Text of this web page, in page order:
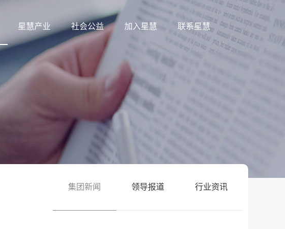
星慧产业 社会公益 加入星慧 联系星慧
集团新闻 领导报道 行业资讯